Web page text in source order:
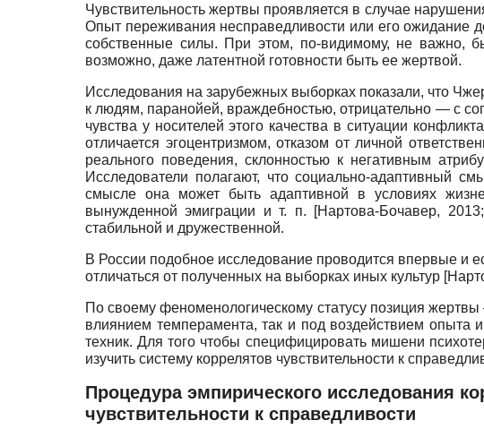
Чувствительность жертвы проявляется в случае
Опыт переживания несправедливости или его ожидание
собственные силы. При этом, по-видимому, не важно,
возможно, даже латентной готовности быть ее жертвой.
Исследования на зарубежных выборках показали, что
к людям, паранойей, враждебностью, отрицательно — с
чувства у носителей этого качества в ситуации
отличается эгоцентризмом, отказом от личной
реального поведения, склонностью к негативным
Исследователи полагают, что социально-адаптивный
смысле она может быть адаптивной в условиях
вынужденной эмиграции и т. п. [Нартова-Бочавер, 2013;
стабильной и дружественной.
В России подобное исследование проводится впервые и
отличаться от полученных на выборках иных культур [
По своему феноменологическому статусу позиция
влиянием темперамента, так и под воздействием
техник. Для того чтобы специфицировать мишени
изучить систему коррелятов чувствительности к
Процедура эмпирического исследования
чувствительности к справедливости